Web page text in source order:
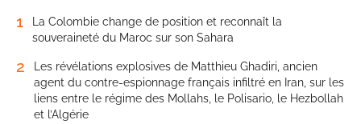
1
La Colombie change de position et reconnaît la
souveraineté du Maroc sur son Sahara
2
Les révélations explosives de Matthieu Ghadiri, ancien
agent du contre-espionnage français infiltré en Iran, sur les
liens entre le régime des Mollahs, le Polisario, le Hezbollah
et l’Algérie